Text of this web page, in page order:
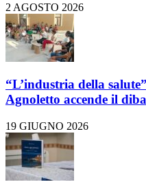
2 AGOSTO 2026
“L’industria della
Agnoletto accende il
19 GIUGNO 2026